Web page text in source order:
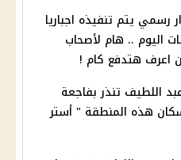
رسمي يتم تنفيذه اجباريا
اليوم .. هام لأصحاب
اعرف هتدفع كام !
اللطيف تنذر بفاجعة
هذه المنطقة " أستر